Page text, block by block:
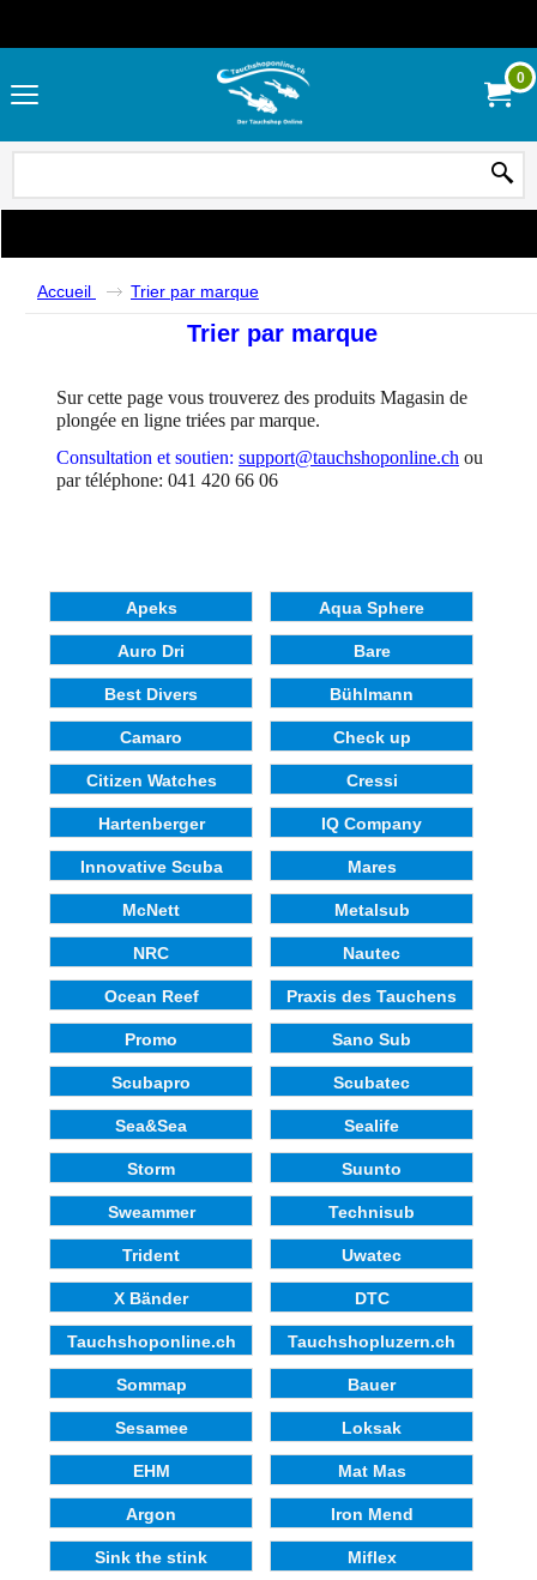
0
Accueil Trier par marque
Trier par marque
Sur cette page vous trouverez des produits Magasin de
plongée en ligne triées par marque.
Consultation et soutien: support@tauchshoponline.ch ou
par téléphone: 041 420 66 06
Apeks Aqua Sphere
Auro Dri Bare
Best Divers Bühlmann
Camaro Check up
Citizen Watches Cressi
Hartenberger IQ Company
Innovative Scuba Mares
McNett Metalsub
NRC Nautec
Ocean Reef Praxis des Tauchens
Promo Sano Sub
Scubapro Scubatec
Sea&Sea Sealife
Storm Suunto
Sweammer Technisub
Trident Uwatec
X Bänder DTC
Tauchshoponline.ch Tauchshopluzern.ch
Sommap Bauer
Sesamee Loksak
EHM Mat Mas
Argon Iron Mend
Sink the stink Miflex